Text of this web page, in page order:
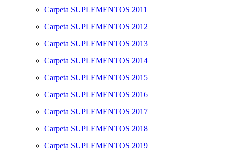
Carpeta SUPLEMENTOS 2011
Carpeta SUPLEMENTOS 2012
Carpeta SUPLEMENTOS 2013
Carpeta SUPLEMENTOS 2014
Carpeta SUPLEMENTOS 2015
Carpeta SUPLEMENTOS 2016
Carpeta SUPLEMENTOS 2017
Carpeta SUPLEMENTOS 2018
Carpeta SUPLEMENTOS 2019